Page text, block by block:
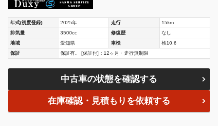
年式(初度登録) 2025年 走行
15km
排気量
3500cc 修復歴
なし
地域
愛知県 車検
検10.6
保証
保証有。 [保証付]：12ヶ月・走行無制限
中古車の状態を確認する
在庫確認・見積もりを依頼する